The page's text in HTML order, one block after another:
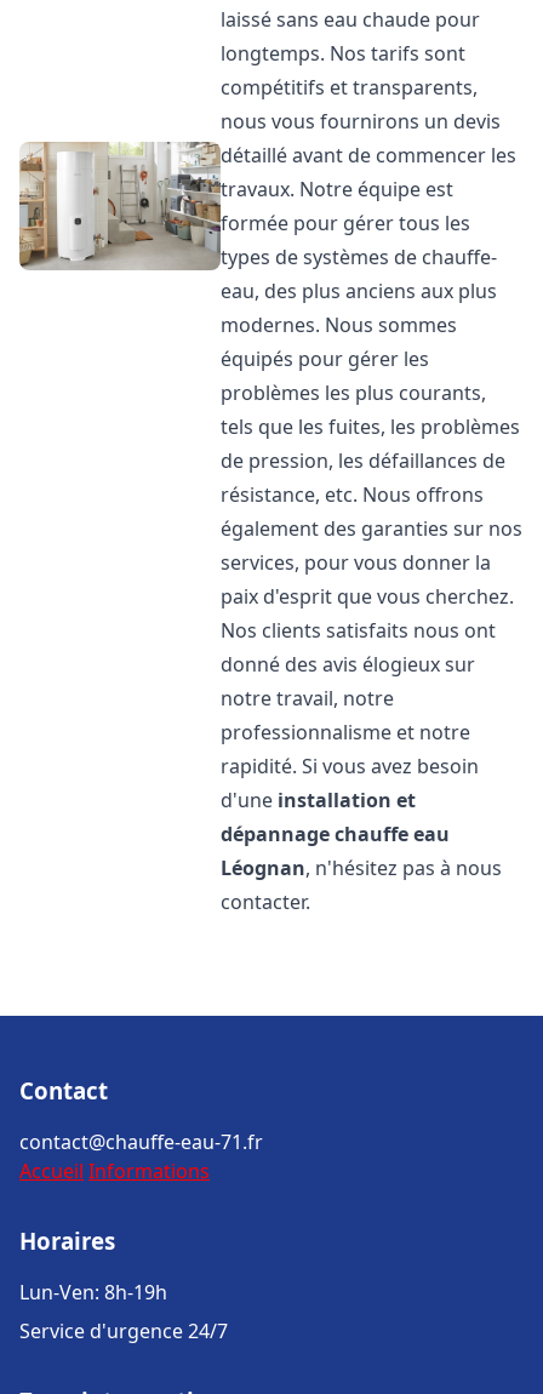
laissé sans eau chaude pour
longtemps. Nos tarifs sont
compétitifs et transparents,
nous vous fournirons un devis
détaillé avant de commencer les
travaux. Notre équipe est
formée pour gérer tous les
types de systèmes de chauffe-
eau, des plus anciens aux plus
modernes. Nous sommes
équipés pour gérer les
problèmes les plus courants,
tels que les fuites, les problèmes
de pression, les défaillances de
résistance, etc. Nous offrons
également des garanties sur nos
services, pour vous donner la
paix d'esprit que vous cherchez.
Nos clients satisfaits nous ont
donné des avis élogieux sur
notre travail, notre
professionnalisme et notre
rapidité. Si vous avez besoin
d'une installation et
dépannage chauffe eau
Léognan, n'hésitez pas à nous
contacter.
Contact
contact@chauffe-eau-71.fr
Accueil Informations
Horaires
Lun-Ven: 8h-19h
Service d'urgence 24/7